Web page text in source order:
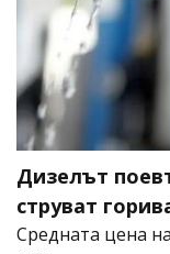
Дизелът
струват
Средната цена